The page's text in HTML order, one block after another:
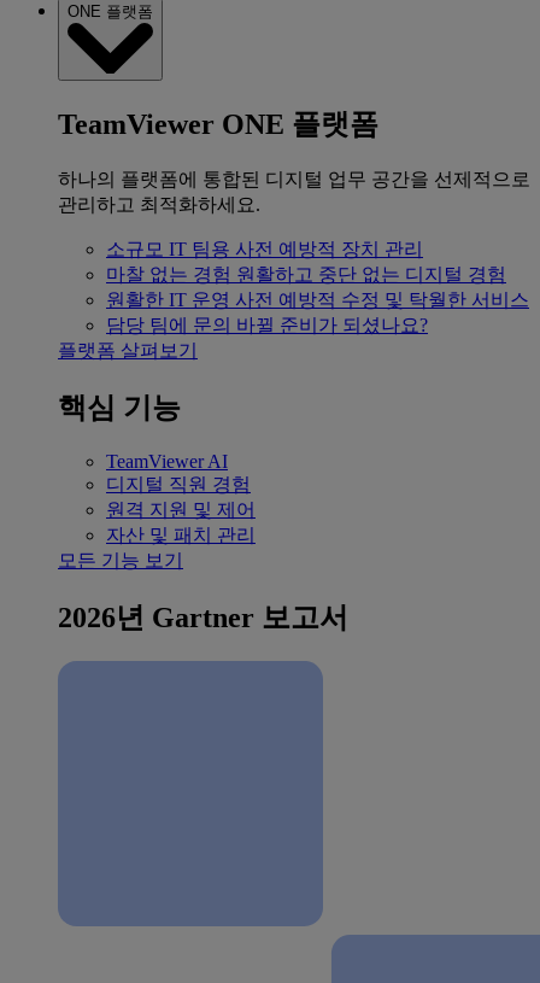
ONE 플랫폼
TeamViewer ONE 플랫폼
하나의 플랫폼에 통합된 디지털 업무 공간을 선제적으로
관리하고 최적화하세요.
소규모 IT 팀용 사전 예방적 장치 관리
마찰 없는 경험 원활하고 중단 없는 디지털 경험
원활한 IT 운영 사전 예방적 수정 및 탁월한 서비스
담당 팀에 문의 바뀔 준비가 되셨나요?
플랫폼 살펴보기
핵심 기능
TeamViewer AI
디지털 직원 경험
원격 지원 및 제어
자산 및 패치 관리
모든 기능 보기
2026년 Gartner 보고서